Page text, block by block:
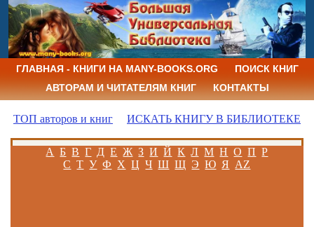
ГЛАВНАЯ - КНИГИ НА MANY-BOOKS.ORG
ПОИСК КНИГ
АВТОРАМ И ЧИТАТЕЛЯМ КНИГ
КОНТАКТЫ
ТОП авторов и книг ИСКАТЬ КНИГУ В БИБЛИОТЕКЕ
А Б В Г Д Е Ж З И Й К Л М Н О П Р
С Т У Ф Х Ц Ч Ш Щ Э Ю Я AZ